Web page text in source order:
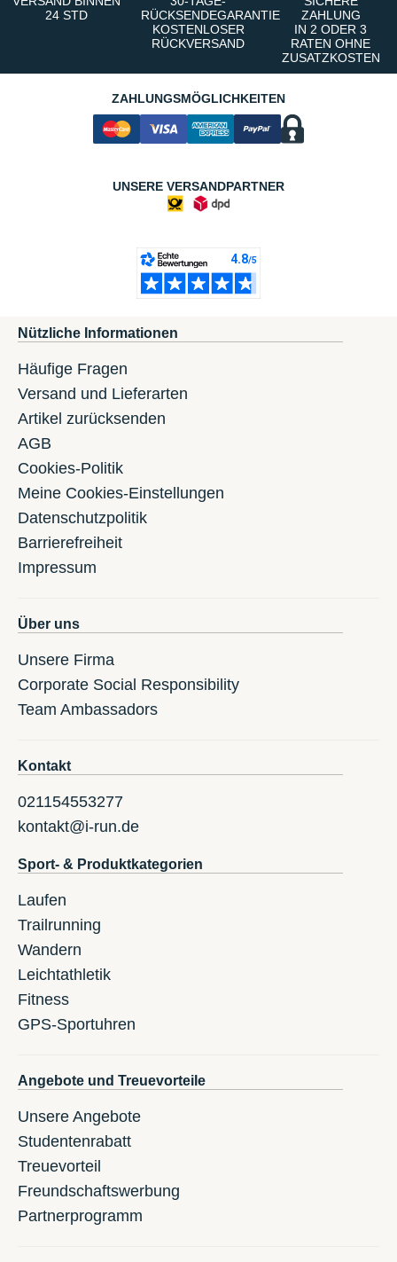
24 STD
RÜCKSENDEGARANTIE
KOSTENLOSER
RÜCKVERSAND
ZAHLUNG
IN 2 ODER 3
RATEN OHNE
ZUSATZKOSTEN
ZAHLUNGSMÖGLICHKEITEN
UNSERE VERSANDPARTNER
Nützliche Informationen
Häufige Fragen
Versand und Lieferarten
Artikel zurücksenden
AGB
Cookies-Politik
Meine Cookies-Einstellungen
Datenschutzpolitik
Barrierefreiheit
Impressum
Über uns
Unsere Firma
Corporate Social Responsibility
Team Ambassadors
Kontakt
021154553277
kontakt@i-run.de
Sport- & Produktkategorien
Laufen
Trailrunning
Wandern
Leichtathletik
Fitness
GPS-Sportuhren
Angebote und Treuevorteile
Unsere Angebote
Studentenrabatt
Treuevorteil
Freundschaftswerbung
Partnerprogramm